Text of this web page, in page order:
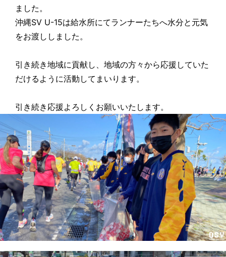
ました。
沖縄SV U-15は給水所にてランナーたちへ水分と元気
をお渡ししました。
引き続き地域に貢献し、地域の方々から応援していた
だけるように活動してまいります。
引き続き応援よろしくお願いいたします。